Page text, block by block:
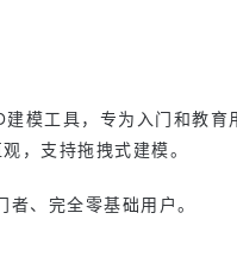
模工具，专为入门和教育
，支持拖拽式建模。
、完全零基础用户。